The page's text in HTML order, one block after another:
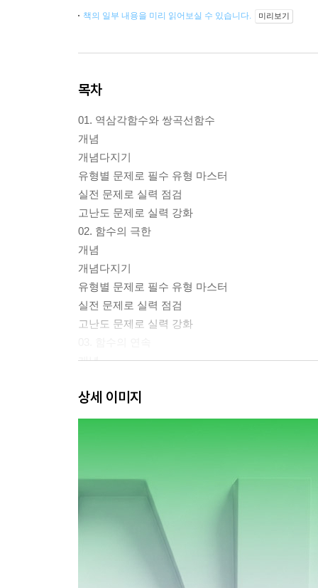
책의 일부 내용을 미리 읽어보실 수 있습니다. 미리보기
목차
01. 역삼각함수와 쌍곡선함수
개념
개념다지기
유형별 문제로 필수 유형 마스터
실전 문제로 실력 점검
고난도 문제로 실력 강화
02. 함수의 극한
개념
개념다지기
유형별 문제로 필수 유형 마스터
실전 문제로 실력 점검
고난도 문제로 실력 강화
개념
유형별 문제로 필수 유형 마스터
실전 문제로 실력 점검
유형별 문제로 필수 유형 마스터
실전 문제로 실력 점검
고난도 문제로 실력 강화
05. 여러가지 함수의 미분법
상세 이미지